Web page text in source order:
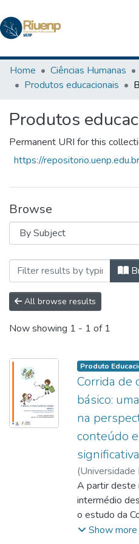
Communities & Collections
Home Ciências Humanas
Produtos educacionais
Produtos
Permanent URI for this
https://
Browse
Browsing Produtos
All browse results
Now showing 1 - 1 of 1
Produto
Corrida de
básico:
na
conteúdo
significativa
(Universidade
2023)
de Souza;
http://
A partir deste
intermédio
o estudo da
um dos
Show more